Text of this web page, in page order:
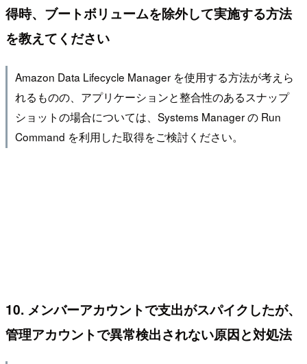
得時、ブートボリュームを除外して実施する方法
を教えてください
Amazon Data Lifecycle Manager を使用する方法が考えら
れるものの、アプリケーションと整合性のあるスナップ
ショットの場合については、Systems Manager の Run
Command を利用した取得をご検討ください。
10. メンバーアカウントで⽀出がスパイクしたが、
管理アカウントで異常検出されない原因と対処法